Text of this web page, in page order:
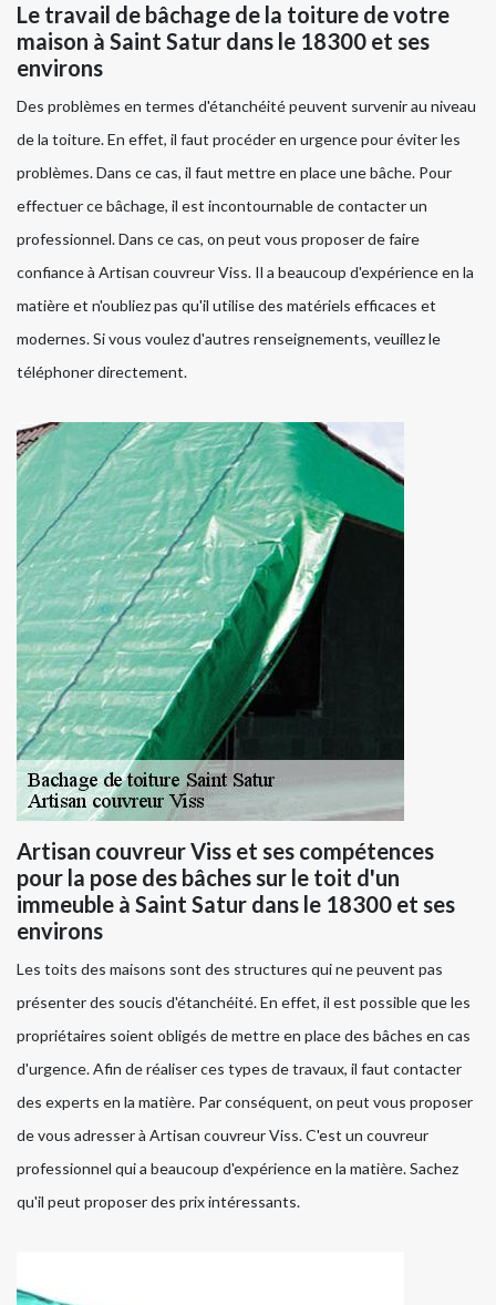
Le travail de bâchage de la toiture de votre
maison à Saint Satur dans le 18300 et ses
environs
Des problèmes en termes d'étanchéité peuvent survenir au niveau
de la toiture. En effet, il faut procéder en urgence pour éviter les
problèmes. Dans ce cas, il faut mettre en place une bâche. Pour
effectuer ce bâchage, il est incontournable de contacter un
professionnel. Dans ce cas, on peut vous proposer de faire
confiance à Artisan couvreur Viss. Il a beaucoup d'expérience en la
matière et n'oubliez pas qu'il utilise des matériels efficaces et
modernes. Si vous voulez d'autres renseignements, veuillez le
téléphoner directement.
Artisan couvreur Viss et ses compétences
pour la pose des bâches sur le toit d'un
immeuble à Saint Satur dans le 18300 et ses
environs
Les toits des maisons sont des structures qui ne peuvent pas
présenter des soucis d'étanchéité. En effet, il est possible que les
propriétaires soient obligés de mettre en place des bâches en cas
d'urgence. Afin de réaliser ces types de travaux, il faut contacter
des experts en la matière. Par conséquent, on peut vous proposer
de vous adresser à Artisan couvreur Viss. C'est un couvreur
professionnel qui a beaucoup d'expérience en la matière. Sachez
qu'il peut proposer des prix intéressants.